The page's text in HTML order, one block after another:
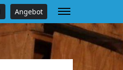
Angebot